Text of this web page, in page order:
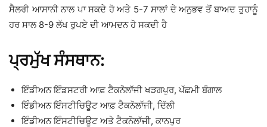
ਸੈਲਰੀ ਆਸਾਨੀ ਨਾਲ ਪਾ ਸਕਦੇ ਹੋ ਅਤੇ 5-7 ਸਾਲਾਂ ਦੇ ਅਨੁਭਵ ਤੋਂ ਬਾਅਦ ਤੁਹਾਨੂੰ
ਹਰ ਸਾਲ 8-9 ਲੱਖ ਰੁਪਏ ਦੀ ਆਮਦਨ ਹੋ ਸਕਦੀ ਹੈ
ਪ੍ਰਮੁੱਖ ਸੰਸਥਾਨ:
ਇੰਡੀਅਨ ਇੰਡਸਟਰੀ ਆਫ਼ ਟੈਕਨੋਲਾੱਜੀ ਖੜਗਪੁਰ, ਪੱਛਮੀ ਬੰਗਾਲ
ਇੰਡੀਅਨ ਇੰਸਟੀਚਿਊਟ ਆਫ਼ ਟੈਕਨੋਲਾੱਜੀ, ਦਿੱਲੀ
ਇੰਡੀਅਨ ਇੰਸਟੀਚਿਊਟ ਅਤੇ ਟੈਕਨੋਲਾੱਜੀ, ਕਾਨਪੁਰ